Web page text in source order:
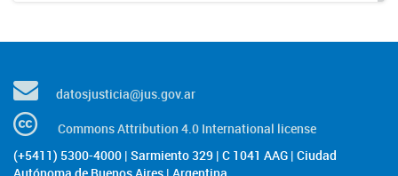
datosjusticia@jus.gov.ar
Commons Attribution 4.0 International license
(+5411) 5300-4000 | Sarmiento 329 | C 1041 AAG | Ciudad